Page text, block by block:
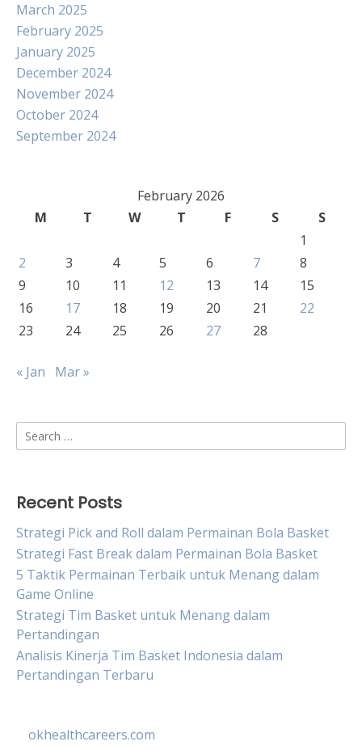
March 2025
February 2025
January 2025
December 2024
November 2024
October 2024
September 2024
February 2026
M
T W T F S
S
1
2
3 4 5 6 7
8
9
10 11 12 13 14
15
16
17 18 19 20 21
22
23
24 25 26 27 28
« Jan Mar »
Search
for:
Recent Posts
Strategi Pick and Roll dalam Permainan Bola Basket
Strategi Fast Break dalam Permainan Bola Basket
5 Taktik Permainan Terbaik untuk Menang dalam
Game Online
Strategi Tim Basket untuk Menang dalam
Pertandingan
Analisis Kinerja Tim Basket Indonesia dalam
Pertandingan Terbaru
okhealthcareers.com